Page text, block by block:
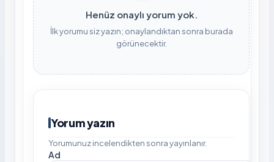
Henüz onaylı yorum yok.
İlk yorumu siz yazın; onaylandıktan sonra burada
görünecektir.
Yorum yazın
Yorumunuz incelendikten sonra yayınlanır.
Ad